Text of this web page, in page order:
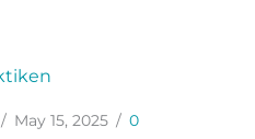
/ May 15, 2025 / 0